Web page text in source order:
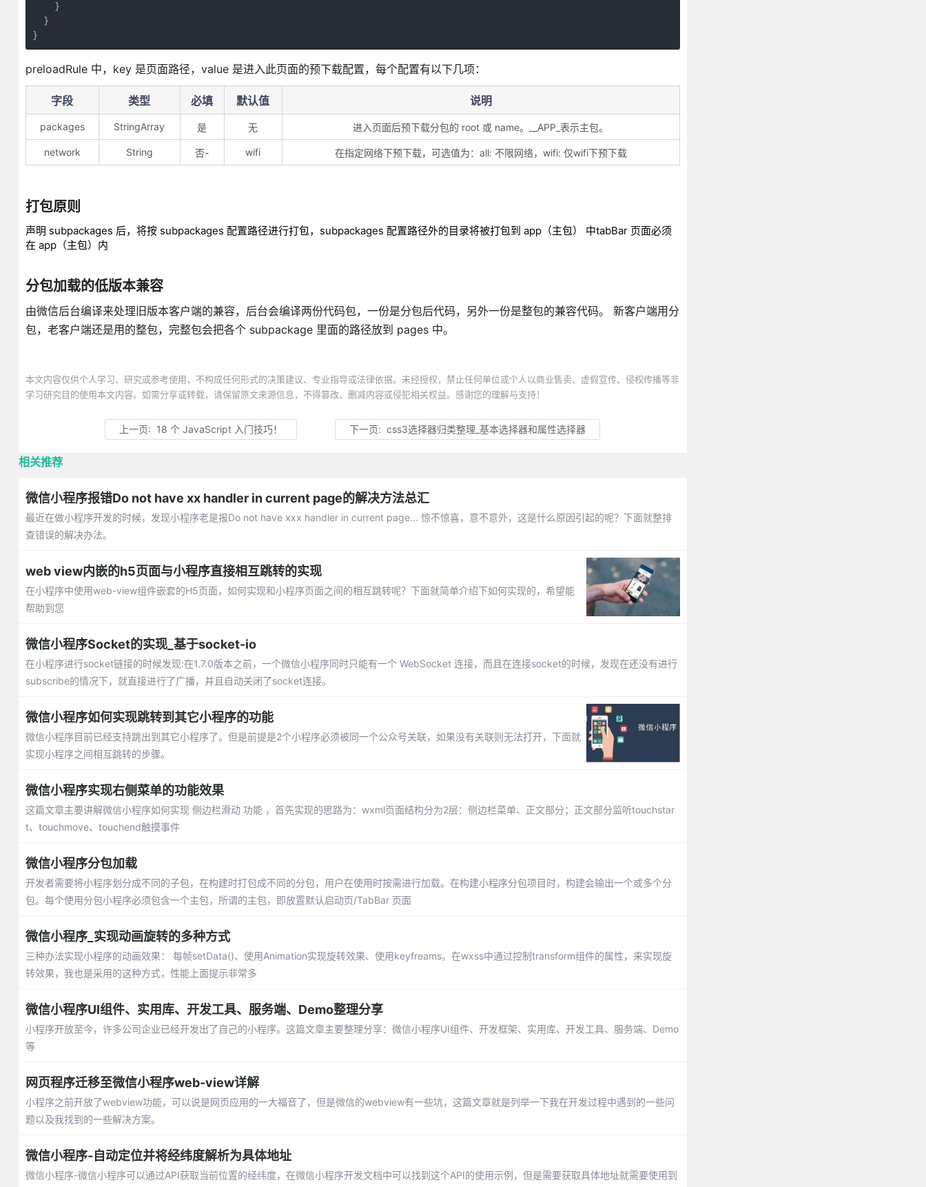
    }
  }
}
preloadRule 中，key 是页面路径，value 是进入此页面的预下载配置，每个配置有以下几项：
字段 类型 必填 默认值 说明
packages StringArray 是 无 进入页面后预下载分包的 root 或 name。__APP_表示主包。
network String 否- wifi 在指定网络下预下载，可选值为：all: 不限网络，wifi: 仅wifi下预下载
打包原则
声明 subpackages 后，将按 subpackages 配置路径进行打包，subpackages 配置路径外的目录将被打包到 app（主包） 中tabBar 页面必须
在 app（主包）内
分包加载的低版本兼容
由微信后台编译来处理旧版本客户端的兼容，后台会编译两份代码包，一份是分包后代码，另外一份是整包的兼容代码。 新客户端用分
包，老客户端还是用的整包，完整包会把各个 subpackage 里面的路径放到 pages 中。
本文内容仅供个人学习、研究或参考使用，不构成任何形式的决策建议、专业指导或法律依据。未经授权，禁止任何单位或个人以商业售卖、虚假宣传、侵权传播等非
学习研究目的使用本文内容。如需分享或转载，请保留原文来源信息，不得篡改、删减内容或侵犯相关权益。感谢您的理解与支持！
上一页: 18 个 JavaScript 入门技巧！ 下一页:css3选择器归类整理_基本选择器和属性选择器
相关推荐
微信小程序报错Do not have xx handler in current page的解决方法总汇
最近在做小程序开发的时候，发现小程序老是报Do not have xxx handler in current page... 惊不惊喜，意不意外，这是什么原因引起的呢？下面就整排
查错误的解决办法。
web view内嵌的h5页面与小程序直接相互跳转的实现
在小程序中使用web-view组件嵌套的H5页面，如何实现和小程序页面之间的相互跳转呢？下面就简单介绍下如何实现的，希望能
帮助到您
微信小程序Socket的实现_基于socket-io
在小程序进行socket链接的时候发现:在1.7.0版本之前，一个微信小程序同时只能有一个 WebSocket 连接，而且在连接socket的时候，发现在还没有进行
subscribe的情况下，就直接进行了广播，并且自动关闭了socket连接。
微信小程序如何实现跳转到其它小程序的功能
微信小程序目前已经支持跳出到其它小程序了。但是前提是2个小程序必须被同一个公众号关联，如果没有关联则无法打开，下面就
实现小程序之间相互跳转的步骤。
微信小程序实现右侧菜单的功能效果
这篇文章主要讲解微信小程序如何实现 侧边栏滑动 功能 ，首先实现的思路为：wxml页面结构分为2层：侧边栏菜单、正文部分；正文部分监听touchstar
t、touchmove、touchend触摸事件
微信小程序分包加载
开发者需要将小程序划分成不同的子包，在构建时打包成不同的分包，用户在使用时按需进行加载。在构建小程序分包项目时，构建会输出一个或多个分
包。每个使用分包小程序必须包含一个主包，所谓的主包，即放置默认启动页/TabBar 页面
微信小程序_实现动画旋转的多种方式
三种办法实现小程序的动画效果： 每帧setData()、使用Animation实现旋转效果、使用keyfreams。在wxss中通过控制transform组件的属性，来实现旋
转效果，我也是采用的这种方式，性能上面提示非常多
微信小程序UI组件、实用库、开发工具、服务端、Demo整理分享
小程序开放至今，许多公司企业已经开发出了自己的小程序。这篇文章主要整理分享：微信小程序UI组件、开发框架、实用库、开发工具、服务端、Demo
等
网页程序迁移至微信小程序web-view详解
小程序之前开放了webview功能，可以说是网页应用的一大福音了，但是微信的webview有一些坑，这篇文章就是列举一下我在开发过程中遇到的一些问
题以及我找到的一些解决方案。
微信小程序-自动定位并将经纬度解析为具体地址
微信小程序-微信小程序可以通过API获取当前位置的经纬度，在微信小程序开发文档中可以找到这个API的使用示例，但是需要获取具体地址就需要使用到